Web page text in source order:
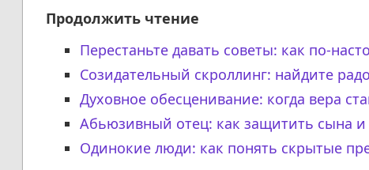
Продолжить чтение
Перестаньте давать советы: как по-
Созидательный скроллинг: найдите
Духовное обесценивание: когда вера
Абьюзивный отец: как защитить сына
Одинокие люди: как понять скрытые